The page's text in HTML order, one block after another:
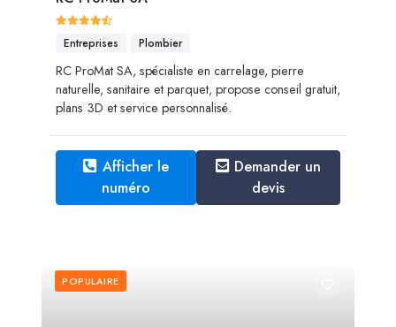
Entreprises Plombier
RC ProMat SA, spécialiste en carrelage, pierre
naturelle, sanitaire et parquet, propose conseil gratuit,
plans 3D et service personnalisé.
Afficher le
numéro
Demander un
devis
POPULAIRE